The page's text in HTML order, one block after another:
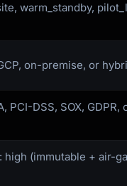
warm_standby,
on-premise, or
PCI-DSS, SOX, GDPR,
(immutable + air-